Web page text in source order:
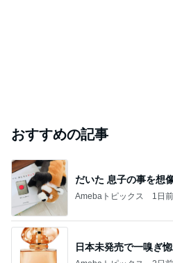
おすすめの記事
だいた 息子の事を想
Amebaトピックス 1日前
日本未発売で一嗅ぎ